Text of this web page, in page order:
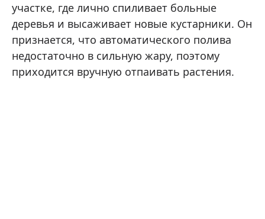
участке, где лично спиливает больные
деревья и высаживает новые кустарники. Он
признается, что автоматического полива
недостаточно в сильную жару, поэтому
приходится вручную отпаивать растения.